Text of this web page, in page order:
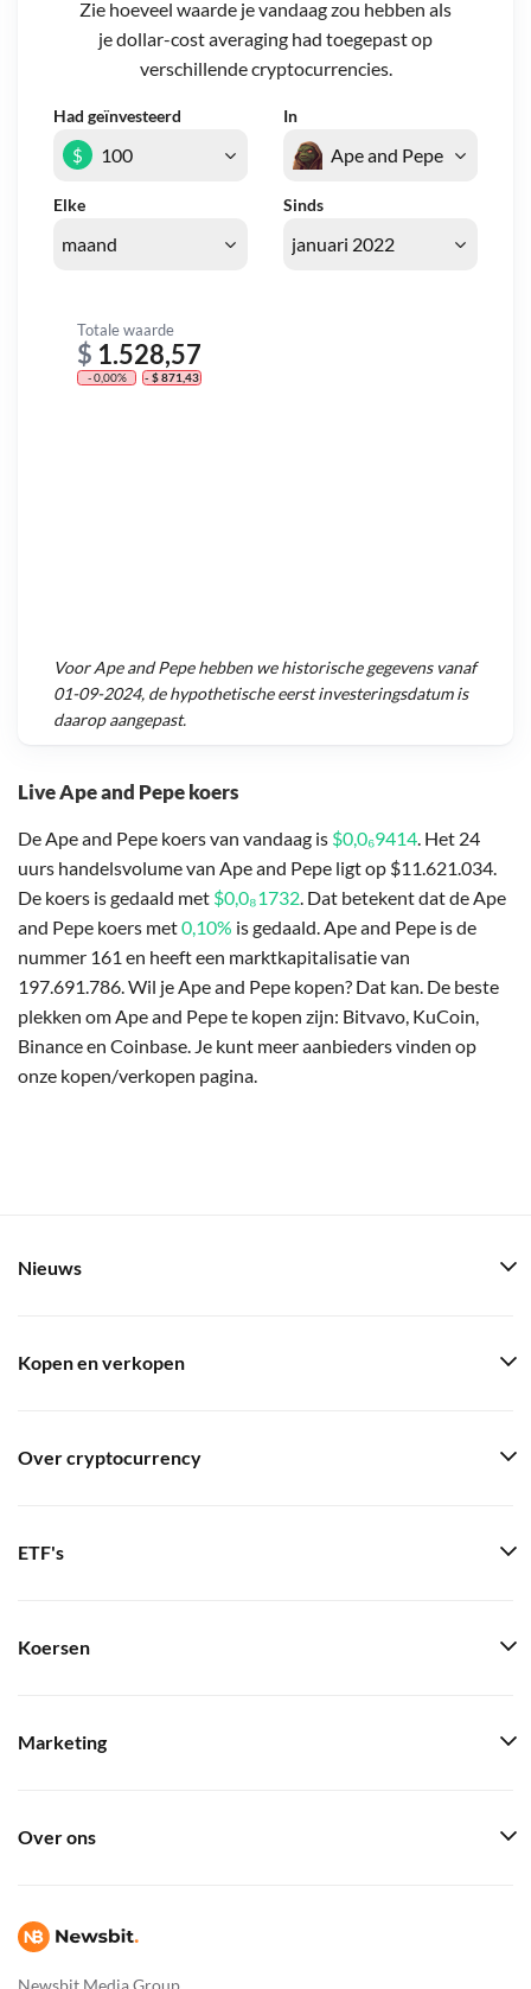
Live Ape and Pepe koers
De Ape and Pepe koers van vandaag is $0,0₆9414. Het 24
uurs handelsvolume van Ape and Pepe ligt op $11.621.034.
De koers is gedaald met $0,0₈1732. Dat betekent dat de Ape
and Pepe koers met0,10% is gedaald. Ape and Pepe is de
nummer 161 en heeft een marktkapitalisatie van
197.691.786. Wil je Ape and Pepe kopen? Dat kan. De beste
plekken om Ape and Pepe te kopen zijn: Bitvavo, KuCoin,
Binance en Coinbase. Je kunt meer aanbieders vinden op
onze kopen/verkopen pagina.
Zie hoeveel waarde je vandaag zou hebben als
je dollar-cost averaging had toegepast op
verschillende cryptocurrencies.
Had geïnvesteerd In
Elke Sinds
$
Totale waarde
$ 1.528,57
- 0,00% - $ 871,43
VoorApe and Pepehebben we historische gegevens vanaf
01-09-2024, de hypothetische eerst investeringsdatum is
daarop aangepast.
Newsbit Media Group
Nieuws
Kopen en verkopen
Over cryptocurrency
ETF's
Koersen
Marketing
Over ons